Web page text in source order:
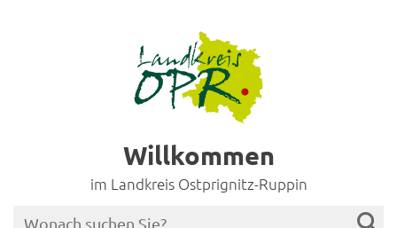
Willkommen
im Landkreis Ostprignitz-Ruppin